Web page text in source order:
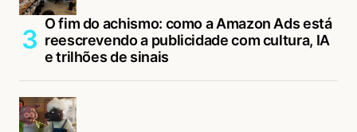
O fim do achismo: como a Amazon Ads está
reescrevendo a publicidade com cultura, IA
e trilhões de sinais